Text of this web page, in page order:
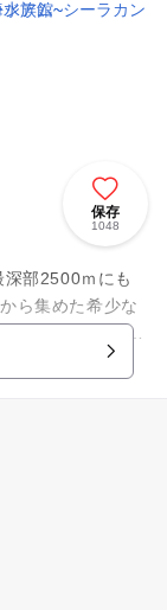
保存
1048
ら集めた希少な